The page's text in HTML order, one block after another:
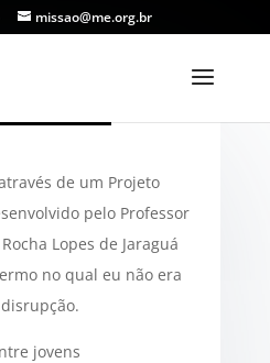
missao@me.org.br
1, 2021|Artigos Missão
de um Projeto
pelo Professor
Lopes de Jaraguá
no qual eu não era
jovens